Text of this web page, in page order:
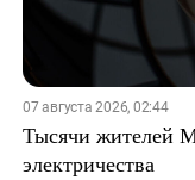
07 августа 2026, 02:44
Тысячи жителей
электричества